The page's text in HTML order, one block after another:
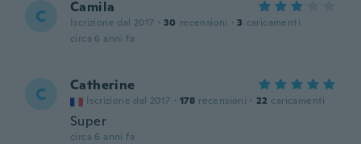
C Camila
Iscrizione dal 2017 · 30 recensioni · 3 caricamenti
circa 6 anni fa
C Catherine
Iscrizione dal 2017 · 178 recensioni · 22 caricamenti
Super
circa 6 anni fa